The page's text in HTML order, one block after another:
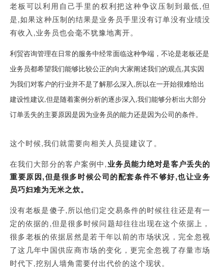
老板可以利用自己手里的权利把这种争议压制到最低,但
是,如果这种压制的结果是业务员手里没有订单没有业绩没
有收入,业务员也会毫不犹豫地离开。
利贸咨询管理在日常的服务中经常面临这种争端，不论是老板还是
业务员都希望我们能够比较公正的向大家阐述我们的观点,其实因
为我们对客户的行业并不是了解那么深入 ,所以在一开始很难给出
建设性建议,但是随着案例分析的逐步深入 ,我们能够分析出大部分
订单丢失的主要原因是因为业务员的能力还是因为公司的条件。
这个时候,我们就需要向相关人员提建议了。
在我们大部分的客户案例中,业务员能力绝对是客户丢失的
重要原因,但是很多时候公司的配套条件不够好,也让业务
员巧妇难为无米之炊。
没有老板是傻子,所以他们定交易条件的时候往往还是有一
定的依据的,但是很多时候问题却往往出现在这个依据上，
很多老板的依据居然是若干年以前的市场状况，完全忽视
了这几年中国供应商市场的变化，更完全忽视了存量市场
时代下,挖别人墙角需要付出代价的这个现状。